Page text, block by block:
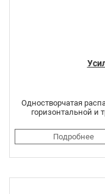
Одностворчатая
горизонтальной и
Подробнее